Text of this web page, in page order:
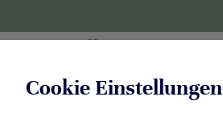
Cookie Einstellungen